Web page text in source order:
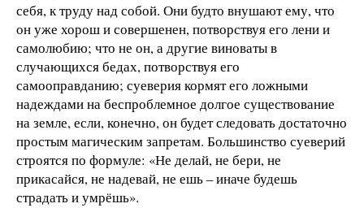
себя, к труду над собой. Они будто внушают ему, что
он уже хорош и совершенен, потворствуя его лени и
самолюбию; что не он, а другие виноваты в
случающихся бедах, потворствуя его
самооправданию; суеверия кормят его ложными
надеждами на беспроблемное долгое существование
на земле, если, конечно, он будет следовать достаточно
простым магическим запретам. Большинство суеверий
строятся по формуле: «Не делай, не бери, не
прикасайся, не надевай, не ешь – иначе будешь
страдать и умрёшь».